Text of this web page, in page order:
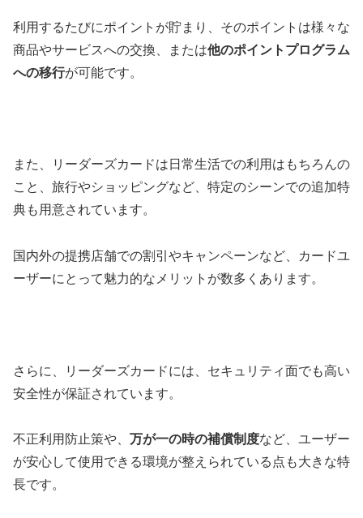
利用するたびにポイントが貯まり、そのポイントは様々な
商品やサービスへの交換、または他のポイントプログラム
への移行が可能です。
また、リーダーズカードは日常生活での利用はもちろんの
こと、旅行やショッピングなど、特定のシーンでの追加特
典も用意されています。
国内外の提携店舗での割引やキャンペーンなど、カードユ
ーザーにとって魅力的なメリットが数多くあります。
さらに、リーダーズカードには、セキュリティ面でも高い
安全性が保証されています。
不正利用防止策や、 万が一の時の補償制度など、ユーザー
が安心して使用できる環境が整えられている点も大きな特
長です。